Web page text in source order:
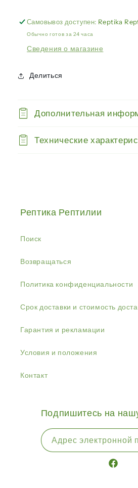
6%
6%
Самовывоз доступен: Reptika
Обычно готов за 24 часа
Сведения о магазине
Делиться
Дополнительная
Технические
Рептика Рептилии
Поиск
Возвращаться
Политика конфиденциальности
Срок доставки и стоимость
Гарантия и рекламации
Условия и положения
Контакт
Подпишитесь на
Адрес электронной
Facebook